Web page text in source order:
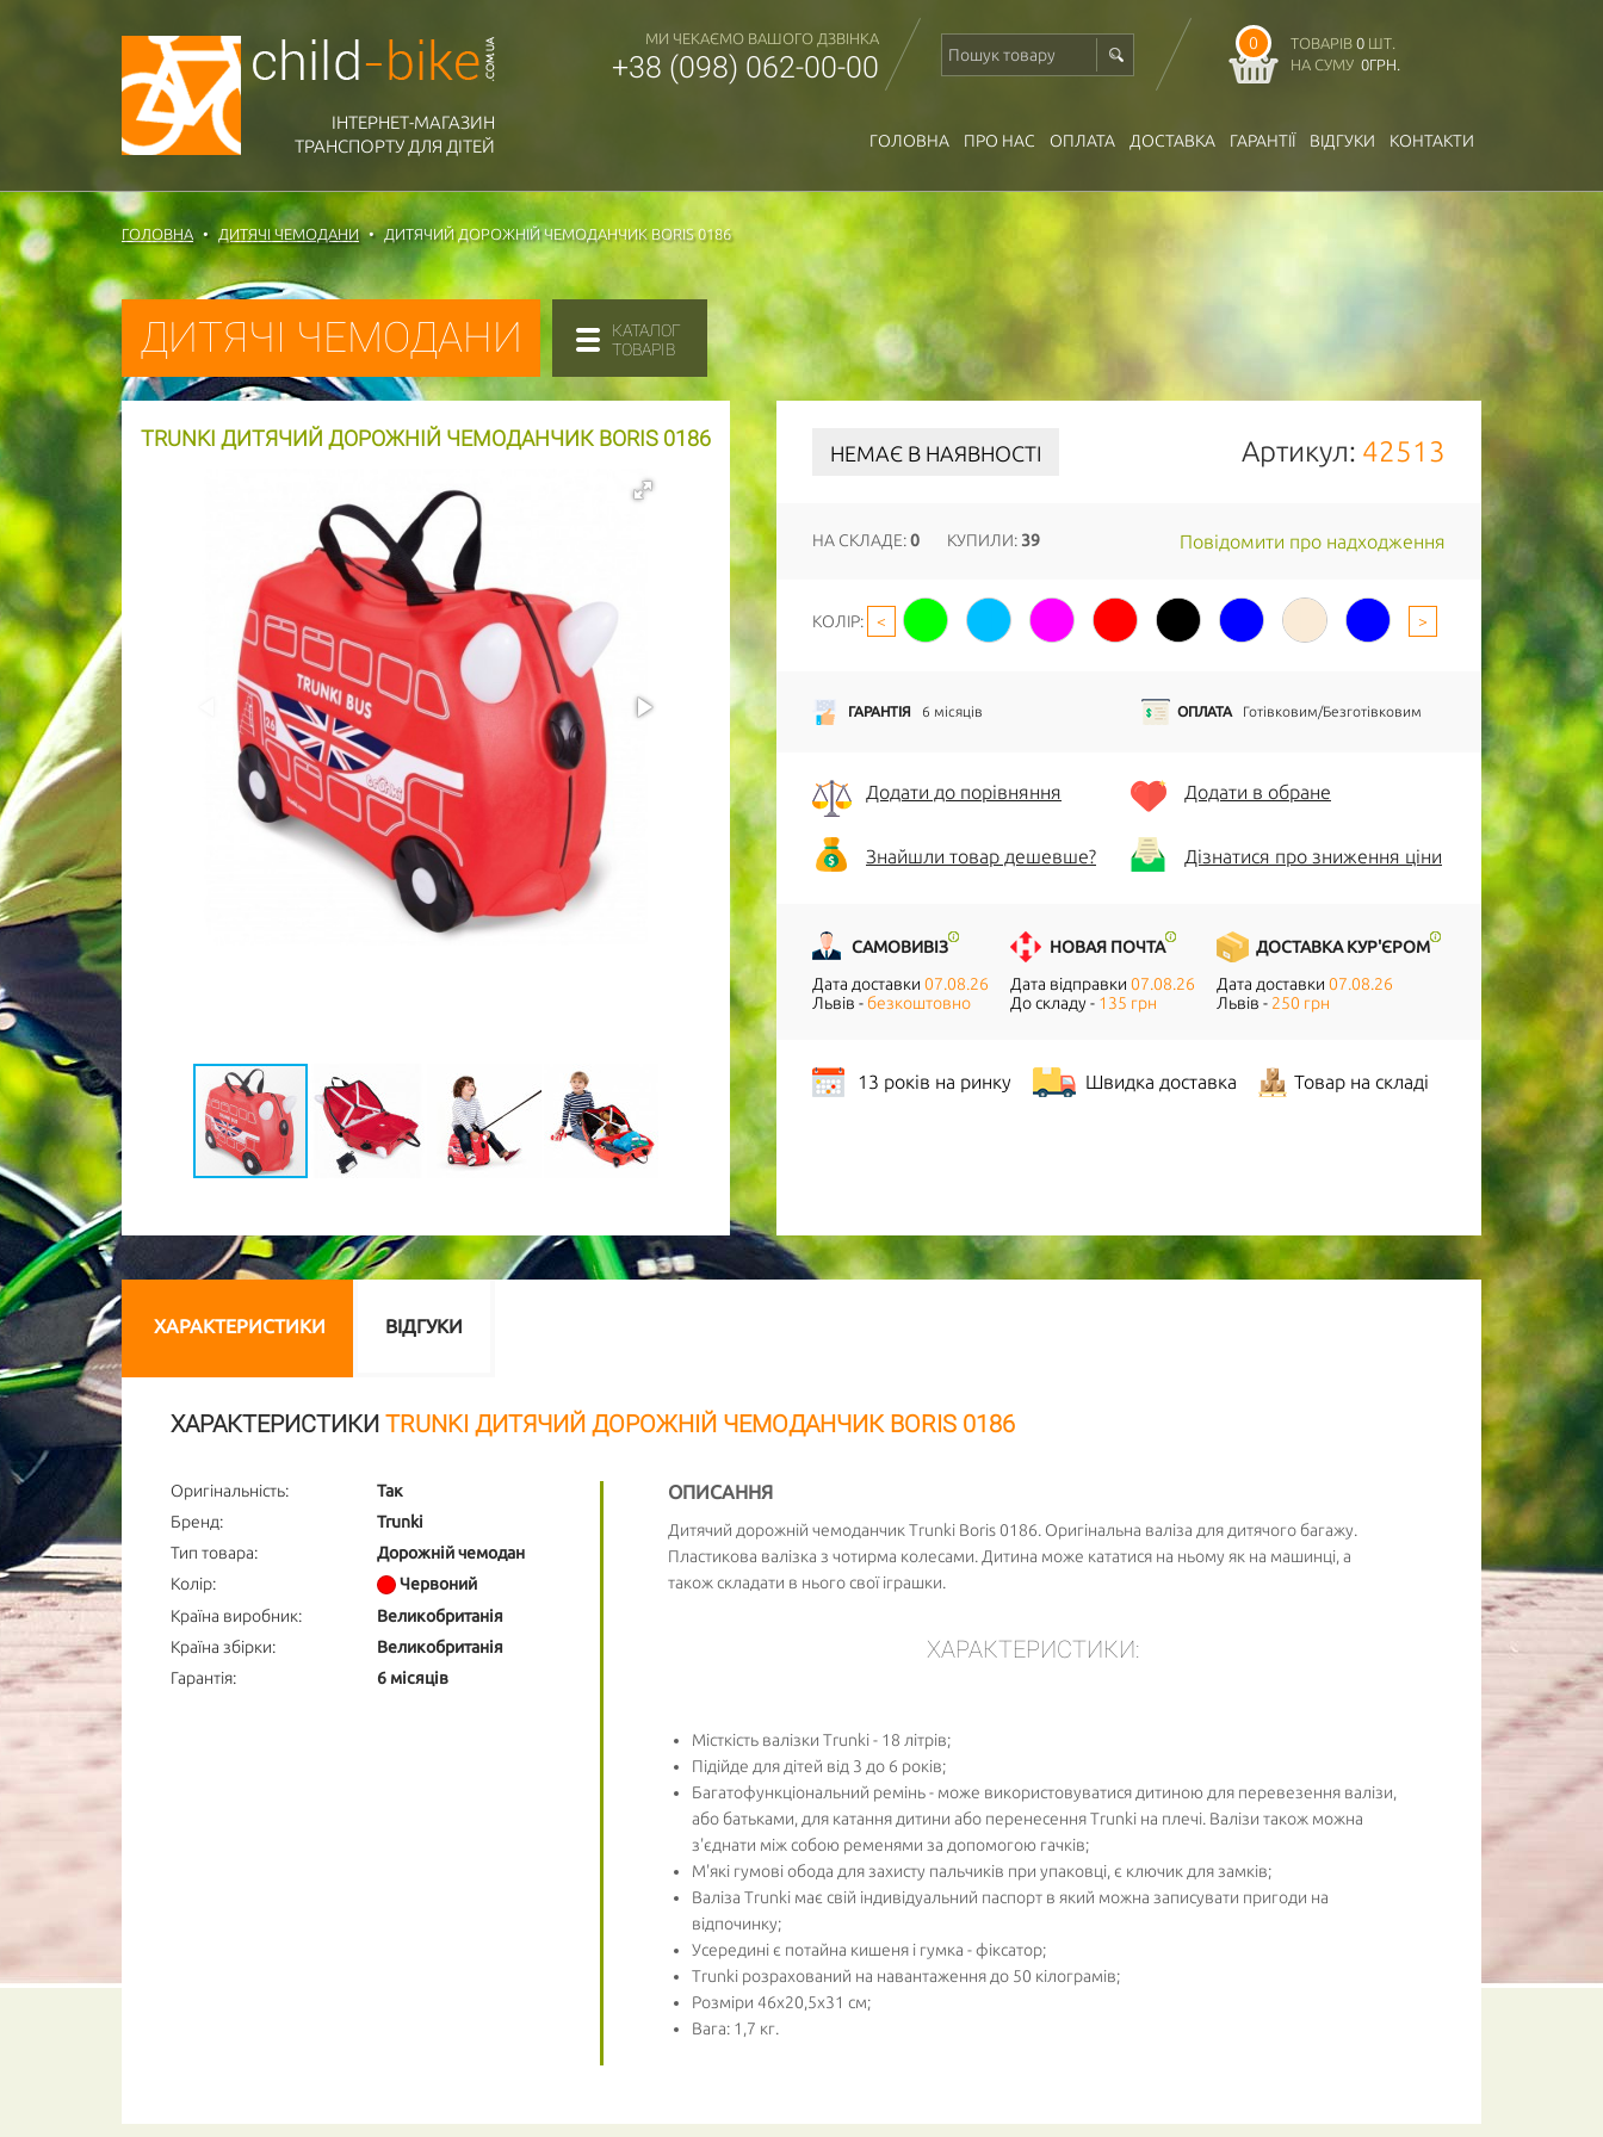
ІНТЕРНЕТ-МАГАЗИН
ТРАНСПОРТУ ДЛЯ ДІТЕЙ
МИ ЧЕКАЄМО ВАШОГО ДЗВІНКА
+38 (098) 062-00-00
0 ТОВАРІВ 0 ШТ.
НА СУМУ 0ГРН.
ГОЛОВНА ПРО НАС ОПЛАТА ДОСТАВКА ГАРАНТІЇ ВІДГУКИ КОНТАКТИ
ГОЛОВНА ДИТЯЧІ ЧЕМОДАНИ ДИТЯЧИЙ ДОРОЖНІЙ ЧЕМОДАНЧИК BORIS 0186
ДИТЯЧІ ЧЕМОДАНИ
КАТАЛОГ
ТОВАРІВ
TRUNKI ДИТЯЧИЙ ДОРОЖНІЙ ЧЕМОДАНЧИК BORIS 0186
НЕМАЄ В НАЯВНОСТІ Артикул: 42513
НА СКЛАДЕ:0 КУПИЛИ: 39 Повідомити про надходження
КОЛІР: < >
ГАРАНТІЯ 6 місяців ОПЛАТА Готівковим/Безготівковим
Додати до порівняння Додати в обране
Знайшли товар дешевше? Дізнатися про зниження ціни
САМОВИВІЗ
Дата доставки 07.08.26
Львів -безкоштовно
НОВАЯ ПОЧТА
Дата відправки 07.08.26
До складу - 135 грн
ДОСТАВКА КУР'ЄРОМ
Дата доставки 07.08.26
Львів - 250 грн
13 років на ринку Швидка доставка Товар на складі
ХАРАКТЕРИСТИКИ ВІДГУКИ
ХАРАКТЕРИСТИКИ TRUNKI ДИТЯЧИЙ ДОРОЖНІЙ ЧЕМОДАНЧИК BORIS 0186
Оригінальність:
Так
Бренд:
Trunki
Тип товара:
Дорожній чемодан
Колір:
Червоний
Країна виробник:
Великобританія
Країна збірки:
Великобританія
Гарантія:
6 місяців
ОПИСАННЯ
Дитячий дорожній чемоданчик Trunki Boris 0186. Оригінальна валіза для дитячого багажу.
Пластикова валізка з чотирма колесами. Дитина може кататися на ньому як на машинці, а
також складати в нього свої іграшки.
ХАРАКТЕРИСТИКИ:
Місткість валізки Trunki - 18 літрів;
Підійде для дітей від 3 до 6 років;
Багатофункціональний ремінь - може використовуватися дитиною для перевезення валізи,
або батьками, для катання дитини або перенесення Trunki на плечі. Валізи також можна
з'єднати між собою ременями за допомогою гачків;
М'які гумові обода для захисту пальчиків при упаковці, є ключик для замків;
Валіза Trunki має свій індивідуальний паспорт в який можна записувати пригоди на
відпочинку;
Усередині є потайна кишеня і гумка - фіксатор;
Trunki розрахований на навантаження до 50 кілограмів;
Розміри 46х20,5х31 см;
Вага: 1,7 кг.